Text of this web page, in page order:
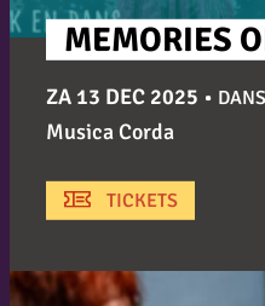
ZA 13 DEC 2025 • DANS
MEMORIES
Musica Corda
TICKETS